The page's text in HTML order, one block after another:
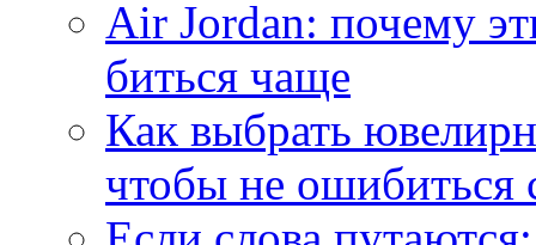
Air Jordan: почему
биться чаще
Как выбрать
чтобы не ошибиться